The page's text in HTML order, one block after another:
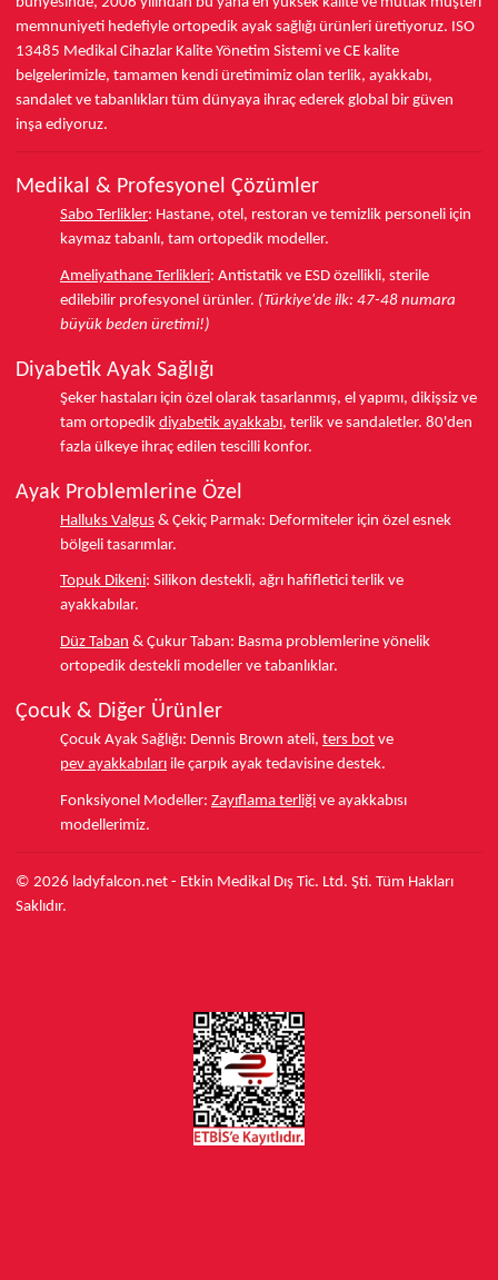
memnuniyeti hedefiyle ortopedik ayak sağlığı ürünleri üretiyoruz. ISO
13485 Medikal Cihazlar Kalite Yönetim Sistemi ve CE kalite
belgelerimizle, tamamen kendi üretimimiz olan terlik, ayakkabı,
sandalet ve tabanlıkları tüm dünyaya ihraç ederek global bir güven
inşa ediyoruz.
Medikal & Profesyonel Çözümler
Sabo Terlikler: Hastane, otel, restoran ve temizlik personeli için
kaymaz tabanlı, tam ortopedik modeller.
Ameliyathane Terlikleri: Antistatik ve ESD özellikli, sterile
edilebilir profesyonel ürünler. (Türkiye'de ilk: 47-48 numara
büyük beden üretimi!)
Diyabetik Ayak Sağlığı
Şeker hastaları için özel olarak tasarlanmış, el yapımı, dikişsiz ve
tam ortopedik diyabetik ayakkabı, terlik ve sandaletler. 80'den
fazla ülkeye ihraç edilen tescilli konfor.
Ayak Problemlerine Özel
Halluks Valgus & Çekiç Parmak: Deformiteler için özel esnek
bölgeli tasarımlar.
Topuk Dikeni: Silikon destekli, ağrı hafifletici terlik ve
ayakkabılar.
Düz Taban & Çukur Taban: Basma problemlerine yönelik
ortopedik destekli modeller ve tabanlıklar.
Çocuk & Diğer Ürünler
Çocuk Ayak Sağlığı: Dennis Brown ateli, ters bot ve
pev ayakkabıları ile çarpık ayak tedavisine destek.
Fonksiyonel Modeller: Zayıflama terliği ve ayakkabısı
modellerimiz.
© 2026 ladyfalcon.net - Etkin Medikal Dış Tic. Ltd. Şti. Tüm Hakları
Saklıdır.